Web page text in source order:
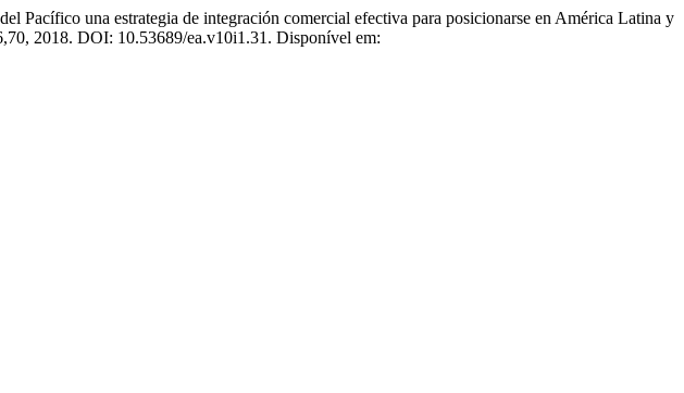
una estrategia de integración comercial efectiva para posicionarse en América Latina y
2018. DOI: 10.53689/ea.v10i1.31. Disponível em: